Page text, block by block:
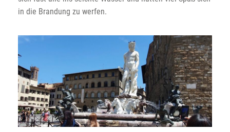
in die Brandung zu werfen.